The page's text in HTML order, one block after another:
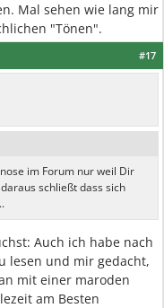
Mal sehen wie lang mir
"Tönen".
#17
im Forum nur weil Dir
schließt dass sich
Auch ich habe nach
lesen und mir gedacht,
mit einer maroden
am Besten